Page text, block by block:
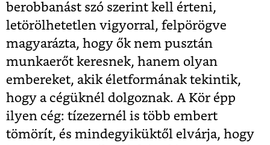
berobbanást szó szerint kell érteni,
letörölhetetlen vigyorral, felpörögve
magyarázta, hogy ők nem pusztán
munkaerőt keresnek, hanem olyan
embereket, akik életformának tekintik,
hogy a cégüknél dolgoznak. A Kör épp
ilyen cég: tízezernél is több embert
tömörít, és mindegyiküktől elvárja, hogy